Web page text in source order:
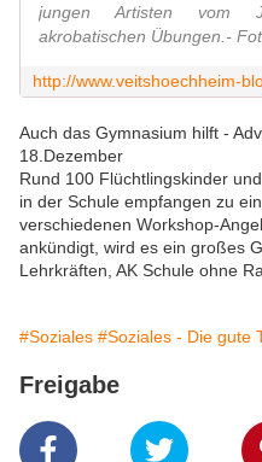
jungen Artisten vom
akrobatischen Übungen.-
Auch das Gymnasium hilft -
18.Dezember
Rund 100 Flüchtlingskinder
in der Schule empfangen zu
verschiedenen Workshop-
ankündigt, wird es ein großes
Lehrkräften, AK Schule ohne
#Soziales #Soziales - Die gute
Freigabe